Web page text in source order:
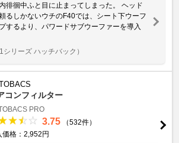
徘徊中ふと目に止まってしまった。 ヘッド
るしかないウチのF40では、シート下ウーフ
するより、パワードサブウーファーを導入
シリーズ ハッチバック）
コンフィルター
PRO
3.75
（532件）
価格：2,952円